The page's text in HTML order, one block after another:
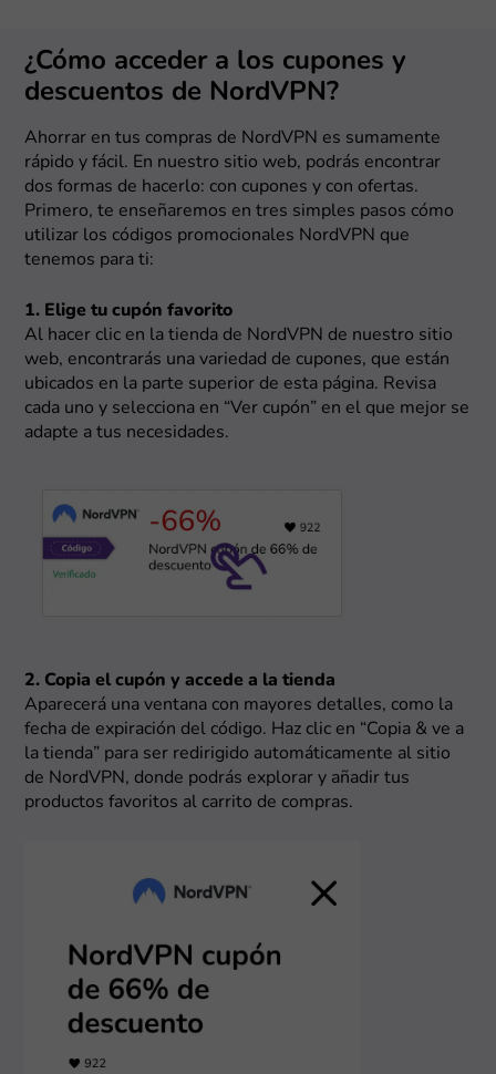
¿Cómo acceder a los cupones y
descuentos de NordVPN?
Ahorrar en tus compras de NordVPN es sumamente
rápido y fácil. En nuestro sitio web, podrás encontrar
dos formas de hacerlo: con cupones y con ofertas.
Primero, te enseñaremos en tres simples pasos cómo
utilizar los códigos promocionales NordVPN que
tenemos para ti:
1. Elige tu cupón favorito
Al hacer clic en la tienda de NordVPN de nuestro sitio
web, encontrarás una variedad de cupones, que están
ubicados en la parte superior de esta página. Revisa
cada uno y selecciona en “Ver cupón” en el que mejor se
adapte a tus necesidades.
2. Copia el cupón y accede a la tienda
Aparecerá una ventana con mayores detalles, como la
fecha de expiración del código. Haz clic en “Copia & ve a
la tienda” para ser redirigido automáticamente al sitio
de NordVPN, donde podrás explorar y añadir tus
productos favoritos al carrito de compras.